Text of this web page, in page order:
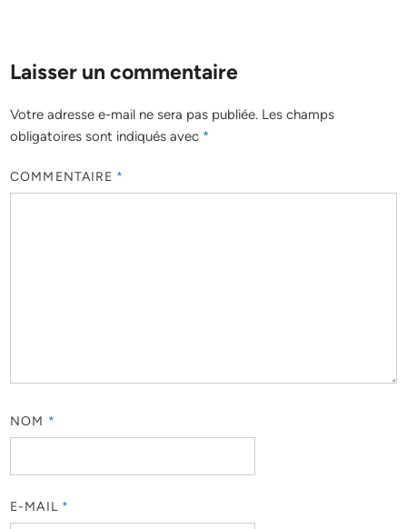
Laisser un commentaire
Votre adresse e-mail ne sera pas publiée. Les champs
obligatoires sont indiqués avec *
COMMENTAIRE *
NOM *
E-MAIL *